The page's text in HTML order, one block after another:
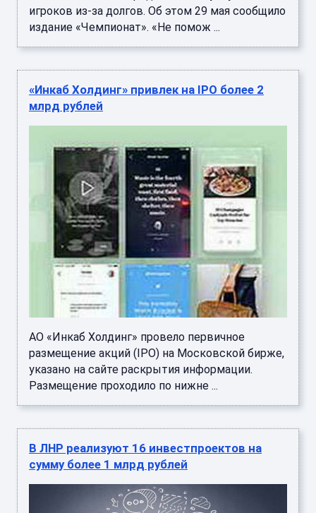
игроков из-за долгов. Об этом 29 мая сообщило
издание «Чемпионат». «Не помож ...
«Инкаб Холдинг» привлек на IPO более 2
млрд рублей
АО «Инкаб Холдинг» провело первичное
размещение акций (IPO) на Московской бирже,
указано на сайте раскрытия информации.
Размещение проходило по нижне ...
В ЛНР реализуют 16 инвестпроектов на
сумму более 1 млрд рублей